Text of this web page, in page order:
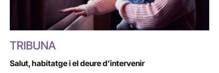
TRIBUNA
Salut, habitatge i el deure d’intervenir